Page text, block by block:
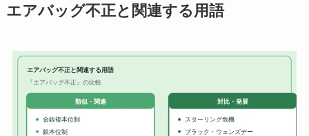
エアバッグ不正と関連する用語
エアバッグ不正と関連する用語
『エアバッグ不正』の比較
類似・関連
金銀複本位制
銀本位制
対比・発展
スターリング危機
ブラック・ウェンズデー